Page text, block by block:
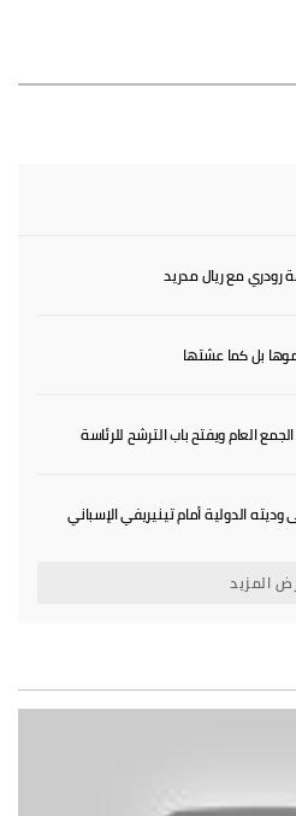
مع ريال مدريد
بل كما عشتها
العام ويفتح باب الترشح للرئاسة
الدولية أمام تينيريفي الإسباني
المزيد